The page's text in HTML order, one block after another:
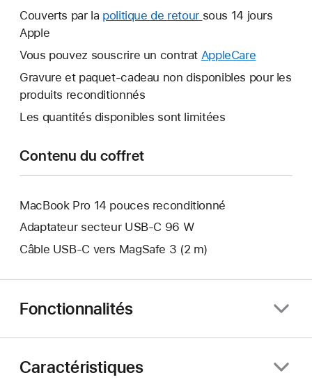
nouvelle
Couverts par la politique de retour Une
fenêtre
sous 14 jours
Apple
Vous pouvez souscrire un contrat AppleCare
nouvelle
Gravure et paquet-cadeau non disponibles pour les
produits reconditionnés
Les quantités disponibles sont limitées
Contenu du coffret
MacBook Pro 14 pouces reconditionné
Adaptateur secteur USB‑C 96 W
Câble USB-C vers MagSafe 3 (2 m)
Fonctionnalités
Caractéristiques